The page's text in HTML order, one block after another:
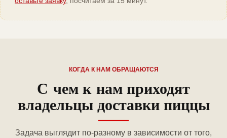
КОГДА К НАМ ОБРАЩАЮТСЯ
С чем к нам приходят
владельцы доставки пиццы
Задача выглядит по-разному в зависимости от того,